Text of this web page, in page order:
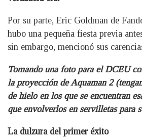
Por su parte, Eric Goldman de
hubo una pequeña fiesta previa
sin embargo, mencionó sus
Tomando una foto para el DCEU
la proyección de Aquaman 2
de hielo en los que se encuentran
que envolverlos en servilletas para
La dulzura del primer éxito